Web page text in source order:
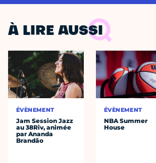
À LIRE AUSSI
ÉVÈNEMENT
Jam Session Jazz
au 38Riv, animée
par Ananda
Brandão
ÉVÈNEMENT
NBA Summer
House